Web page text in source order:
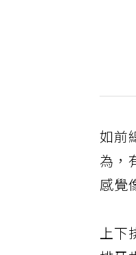
如前
為，
感覺
上下